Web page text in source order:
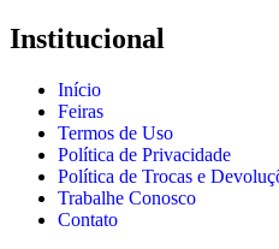
Institucional
Início
Feiras
Termos de Uso
Política de Privacidade
Política de Trocas e
Trabalhe Conosco
Contato